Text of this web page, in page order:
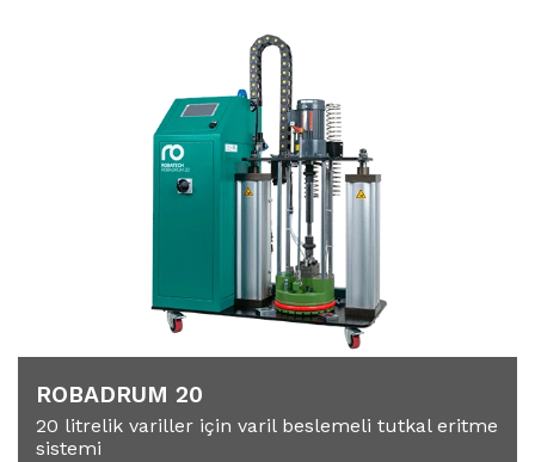
ROBADRUM 20
20 litrelik variller için varil beslemeli tutkal eritme
sistemi